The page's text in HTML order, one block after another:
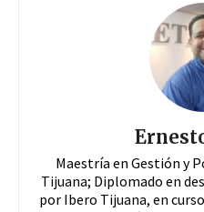
Maestría en Gestión y
Tijuana; Diplomado en
por Ibero Tijuana, en